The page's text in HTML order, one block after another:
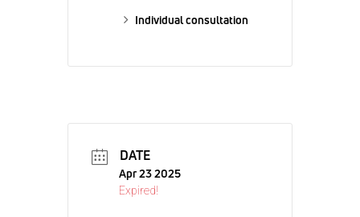
Individual consultation
DATE
Apr 23 2025
Expired!